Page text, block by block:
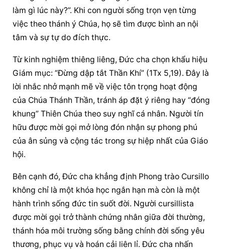
làm gì lúc này?”. Khi con người sống trọn vẹn từng
việc theo thánh ý Chúa, họ sẽ tìm được bình an nội
tâm và sự tự do đích thực.
Từ kinh nghiệm thiêng liêng, Đức cha chọn khẩu hiệu
Giám mục: “Đừng dập tắt Thần Khí” (1Tx 5,19). Đây là
lời nhắc nhở mạnh mẽ về việc tôn trọng hoạt động
của Chúa Thánh Thần, tránh áp đặt ý riêng hay “đóng
khung” Thiên Chúa theo suy nghĩ cá nhân. Người tín
hữu được mời gọi mở lòng đón nhận sự phong phú
của ân sủng và cộng tác trong sự hiệp nhất của Giáo
hội.
Bên cạnh đó, Đức cha khẳng định Phong trào Cursillo
không chỉ là một khóa học ngắn hạn mà còn là một
hành trình sống đức tin suốt đời. Người cursillista
được mời gọi trở thành chứng nhân giữa đời thường,
thánh hóa môi trường sống bằng chính đời sống yêu
thương, phục vụ và hoán cải liên lỉ. Đức cha nhấn